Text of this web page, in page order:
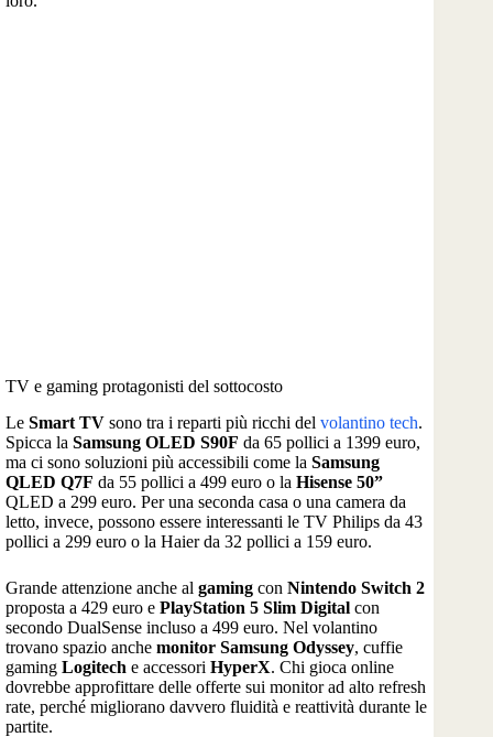
TV e gaming protagonisti del sottocosto
Le Smart TV sono tra i reparti più ricchi del volantino tech.
Spicca la Samsung OLED S90F da 65 pollici a 1399 euro,
ma ci sono soluzioni più accessibili come la Samsung
QLED Q7F da 55 pollici a 499 euro o la Hisense 50”
QLED a 299 euro. Per una seconda casa o una camera da
letto, invece, possono essere interessanti le TV Philips da 43
pollici a 299 euro o la Haier da 32 pollici a 159 euro.
Grande attenzione anche al gaming con Nintendo Switch 2
proposta a 429 euro e PlayStation 5 Slim Digital con
secondo DualSense incluso a 499 euro. Nel volantino
trovano spazio anche monitor Samsung Odyssey, cuffie
gaming Logitech e accessori HyperX. Chi gioca online
dovrebbe approfittare delle offerte sui monitor ad alto refresh
rate, perché migliorano davvero fluidità e reattività durante le
partite.